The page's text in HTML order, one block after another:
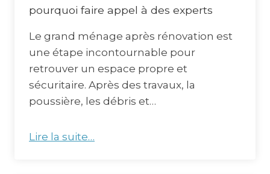
pourquoi faire appel à des experts
Le grand ménage après rénovation est
une étape incontournable pour
retrouver un espace propre et
sécuritaire. Après des travaux, la
poussière, les débris et…
Lire la suite…